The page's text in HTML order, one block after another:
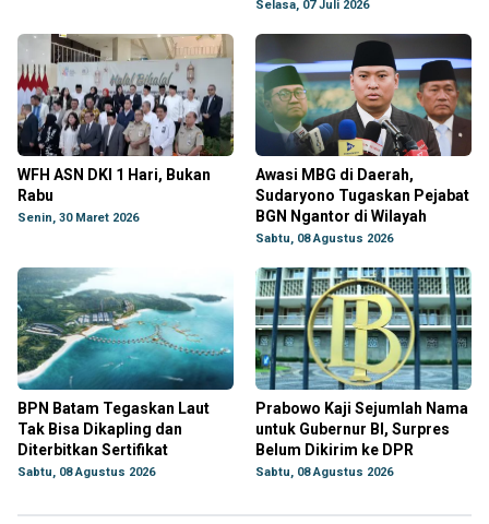
Selasa, 07 Juli 2026
WFH ASN DKI 1 Hari, Bukan
Rabu
Senin, 30 Maret 2026
Awasi MBG di Daerah,
Sudaryono Tugaskan Pejabat
BGN Ngantor di Wilayah
Sabtu, 08 Agustus 2026
BPN Batam Tegaskan Laut
Tak Bisa Dikapling dan
Diterbitkan Sertifikat
Sabtu, 08 Agustus 2026
Prabowo Kaji Sejumlah Nama
untuk Gubernur BI, Surpres
Belum Dikirim ke DPR
Sabtu, 08 Agustus 2026